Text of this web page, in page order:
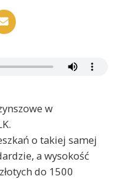
w
o takiej samej
a wysokość
do 1500